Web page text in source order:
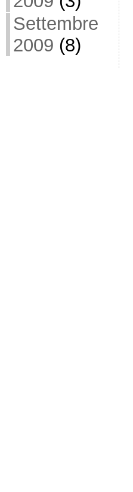
Settembre
2009 (8)